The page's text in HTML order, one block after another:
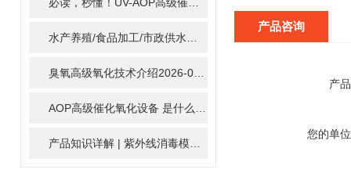
臭氧高级氧化技术介绍2026-02-27
产品咨询
产
您的单